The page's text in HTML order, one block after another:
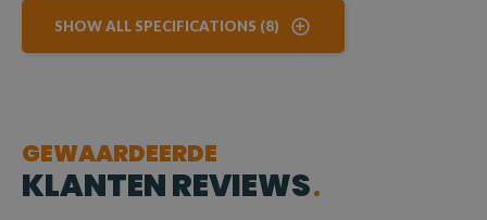
SHOW ALL SPECIFICATIONS (8)
GEWAARDEERDE
KLANTEN REVIEWS